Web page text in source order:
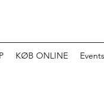
KØB ONLINE Events